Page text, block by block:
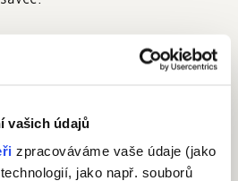
vašich údajů
zpracováváme vaše údaje (jako
jako např. souborů
pro drobné savce
zavěsítepomocí všitých šňůrek.
oboustranně - jedna strana je
strana je z měkké a hřejivé